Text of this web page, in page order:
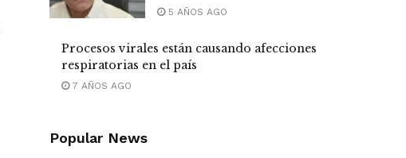
5 AÑOS AGO
Procesos virales están causando afecciones
respiratorias en el país
7 AÑOS AGO
Popular News